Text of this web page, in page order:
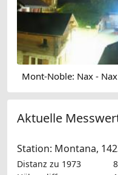
Aktuelle
Station: Montana,
Distanz zu 1973